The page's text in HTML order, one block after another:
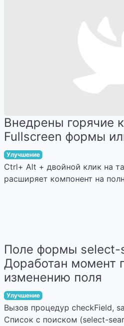
Внедрены горячие
Fullscreen формы
Улучшение
Ctrl+ Alt + двойной клик на
расширяет компонент на
Поле формы select-
Доработан момент
изменению поля
Улучшение
Вызов процедур checkField,
Список с поиском (select-